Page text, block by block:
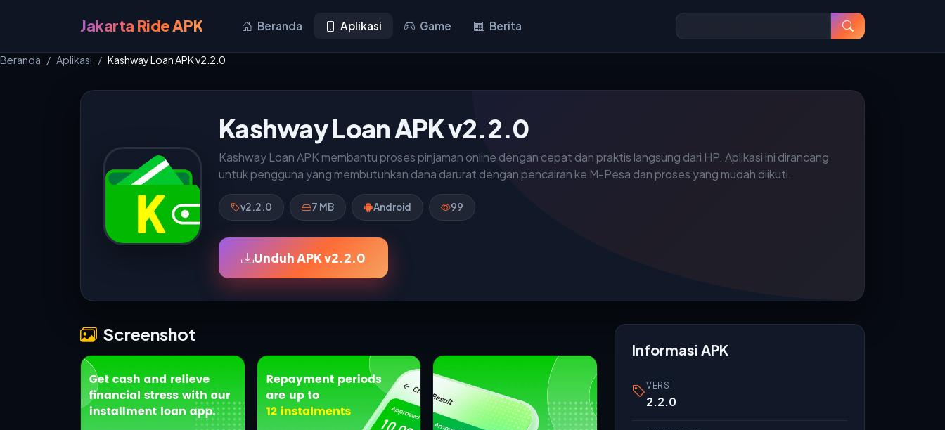
Jakarta Ride APK Beranda Aplikasi Game Berita
Beranda Aplikasi Kashway Loan APK v2.2.0
Kashway Loan APK v2.2.0
Kashway Loan APK membantu proses pinjaman online dengan cepat dan praktis langsung dari HP. Aplikasi ini dirancang
untuk pengguna yang membutuhkan dana darurat dengan pencairan ke M-Pesa dan proses yang mudah diikuti.
v2.2.0 7 MB Android 99
Unduh APK v2.2.0
Screenshot
Informasi APK
VERSI
2.2.0